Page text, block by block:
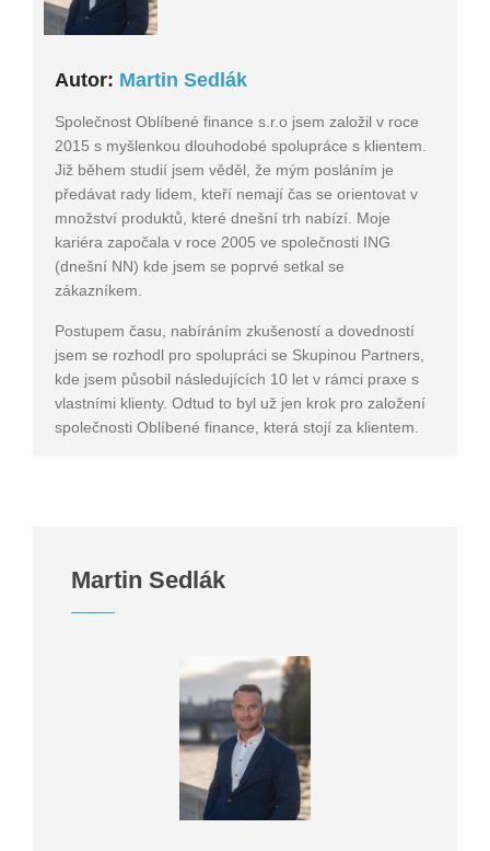
Autor: Martin Sedlák
Společnost Oblíbené finance s.r.o jsem založil v roce
2015 s myšlenkou dlouhodobé spolupráce s klientem.
Již během studií jsem věděl, že mým posláním je
předávat rady lidem, kteří nemají čas se orientovat v
množství produktů, které dnešní trh nabízí. Moje
kariéra započala v roce 2005 ve společnosti ING
(dnešní NN) kde jsem se poprvé setkal se
zákazníkem.
Postupem času, nabíráním zkušeností a dovedností
jsem se rozhodl pro spolupráci se Skupinou Partners,
kde jsem působil následujících 10 let v rámci praxe s
vlastními klienty. Odtud to byl už jen krok pro založení
společnosti Oblíbené finance, která stojí za klientem.
Martin Sedlák